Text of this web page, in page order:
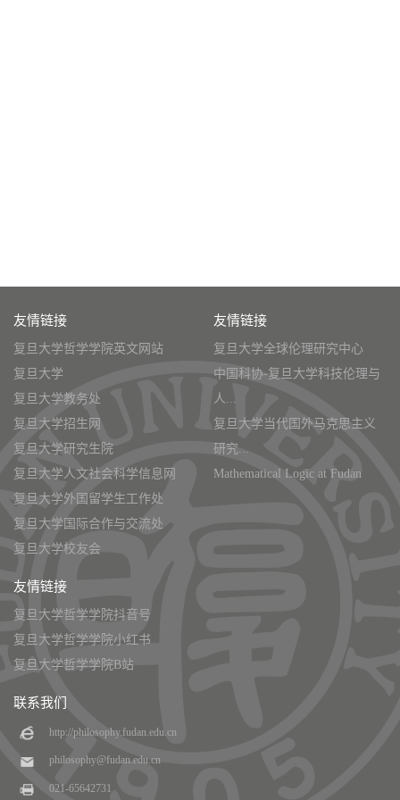
友情链接
复旦大学哲学学院英文网站
复旦大学
复旦大学教务处
复旦大学招生网
复旦大学研究生院
复旦大学人文社会科学信息网
复旦大学外国留学生工作处
复旦大学国际合作与交流处
复旦大学校友会
友情链接
复旦大学全球伦理研究中心
中国科协-复旦大学科技伦理与
人...
复旦大学当代国外马克思主义
研究...
Mathematical Logic at Fudan
友情链接
复旦大学哲学学院抖音号
复旦大学哲学学院小红书
复旦大学哲学学院B站
联系我们
http://philosophy.fudan.edu.cn
philosophy@fudan.edu.cn
021-65642731